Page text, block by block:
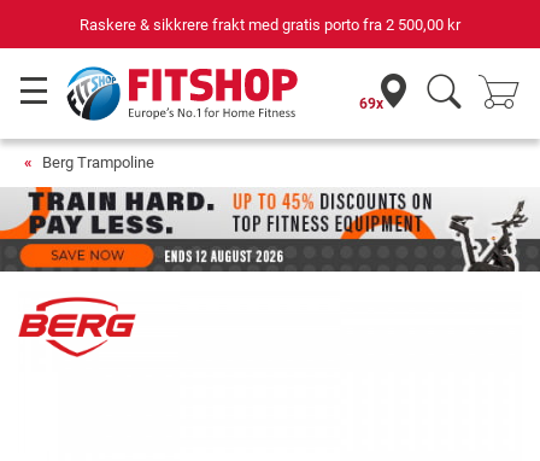
& sikkrere frakt med gratis porto fra2 500,00 kr
69x
Berg Trampoline